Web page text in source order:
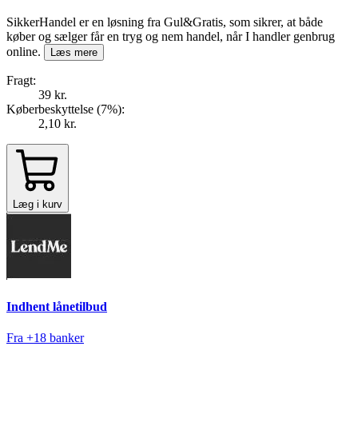
SikkerHandel er en løsning fra Gul&Gratis, som sikrer, at både
køber og sælger får en tryg og nem handel, når I handler genbrug
online.
Læs mere
Fragt:
39 kr.
Køberbeskyttelse (7%):
2,10 kr.
Læg i kurv
Indhent lånetilbud
Fra +18 banker